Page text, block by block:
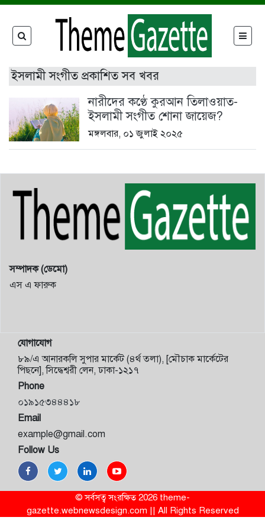
ইসলামী সংগীত প্রকাশিত সব খবর
নারীদের কণ্ঠে কুরআন তিলাওয়াত-
ইসলামী সংগীত শোনা জায়েজ?
মঙ্গলবার, ০১ জুলাই ২০২৫
সম্পাদক (ডেমো)
এস এ ফারুক
যোগাযোগ
৮৯/এ আনারকলি সুপার মার্কেট (৪র্থ তলা), [মৌচাক মার্কেটের
পিছনে], সিদ্ধেশ্বরী লেন, ঢাকা-১২১৭
Phone
০১৯১৫৩৪৪৪১৮
Email
example@gmail.com
Follow Us
© সর্বসত্ব সংরক্ষিত 2026 theme-
gazette.webnewsdesign.com || All Rights Reserved